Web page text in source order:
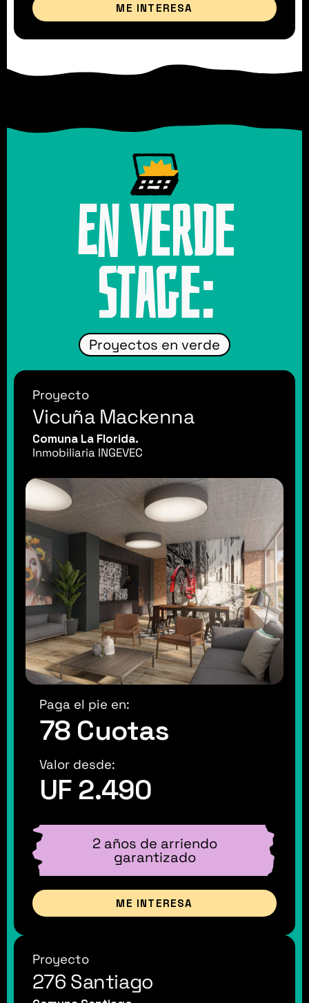
ME INTERESA
En Verde
Stage:
Proyectos en verde
Proyecto
Vicuña Mackenna
Comuna La Florida.
Inmobiliaria INGEVEC
Paga el pie en:
78 Cuotas
Valor desde:
UF 2.490
2 años de arriendo
garantizado
ME INTERESA
Proyecto
276 Santiago